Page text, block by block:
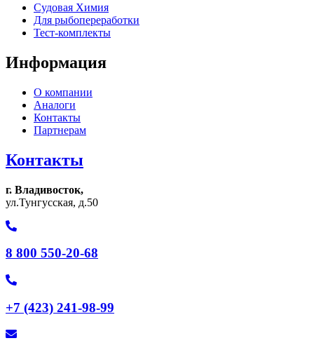
Судовая Химия
Для рыбопереработки
Тест-комплекты
Информация
О компании
Аналоги
Контакты
Партнерам
Контакты
г. Владивосток,
ул.Тунгусская, д.50
8 800 550-20-68
+7 (423) 241-98-99